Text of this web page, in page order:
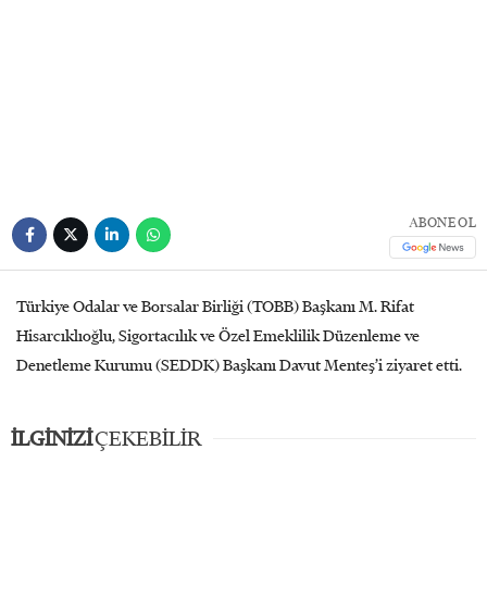
ABONE OL
Türkiye Odalar ve Borsalar Birliği (TOBB) Başkanı M. Rifat
Hisarcıklıoğlu, Sigortacılık ve Özel Emeklilik Düzenleme ve
Denetleme Kurumu (SEDDK) Başkanı Davut Menteş’i ziyaret etti.
İLGİNİZİÇEKEBİLİR